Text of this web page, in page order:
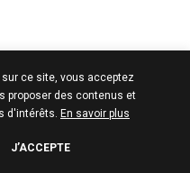
ce site, vous acceptez
proposer des contenus et
d'intérêts. En savoir plus
J’ACCEPTE